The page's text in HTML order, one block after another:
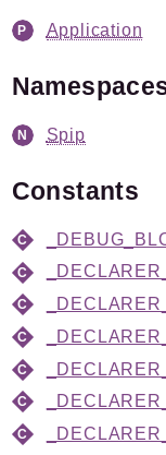
Packages
Deprecated
Errors
Indices
Files
Application
Spip
Constants